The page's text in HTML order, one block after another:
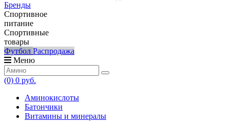
Бренды
Спортивное
питание
Спортивные
товары
Футбол Распродажа
Меню
(0) 0 руб.
Аминокислоты
Батончики
Витамины и минералы